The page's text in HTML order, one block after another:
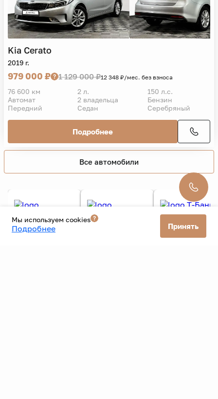
Подробнее
VIN
Kia
979 000 ₽ 1 129 000 ₽12 348 ₽/мес. без взноса
2 л.
Автомат
2 владельца
Бензин
Серебряный
Подробнее
Мы используем cookies
Подробнее Принять